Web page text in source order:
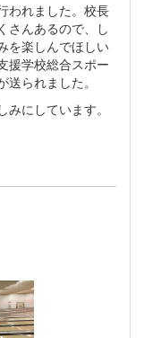
われました。校長
さんあるので、し
を楽しんでほしい
援学校総合スポー
られました。
にしています。